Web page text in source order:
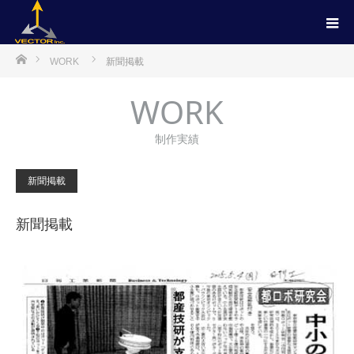
ホームWORK 新聞掲載
WORK
制作実績
新聞掲載
新聞掲載